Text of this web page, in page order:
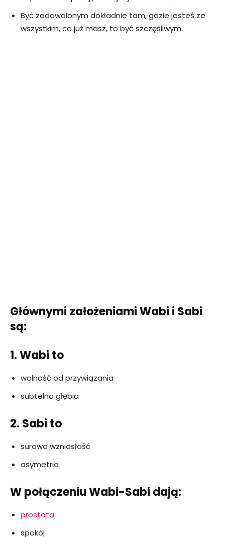
Być zadowolonym dokładnie tam, gdzie jesteś ze
wszystkim, co już masz, to być szczęśliwym.
Głównymi założeniami Wabi i Sabi
są:
1. Wabi to
wolność od przywiązania
subtelna głębia
2. Sabi to
surowa wzniosłość
asymetria
W połączeniu Wabi-Sabi dają:
prostota
spokój